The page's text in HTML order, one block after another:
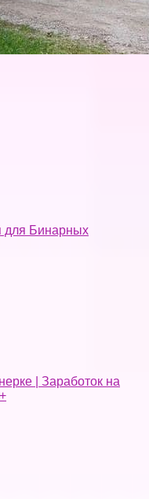
для Бинарных
| Заработок на